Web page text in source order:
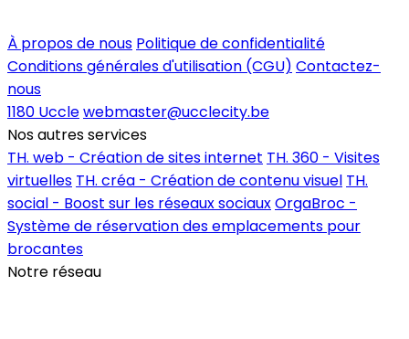
À propos de nous Politique de confidentialité
Conditions générales d'utilisation (CGU) Contactez-
nous
1180 Ucclewebmaster@ucclecity.be
Nos autres services
TH. web - Création de sites internet TH. 360 - Visites
virtuelles TH. créa - Création de contenu visuel TH.
social - Boost sur les réseaux sociauxOrgaBroc -
Système de réservation des emplacements pour
brocantes
Notre réseau